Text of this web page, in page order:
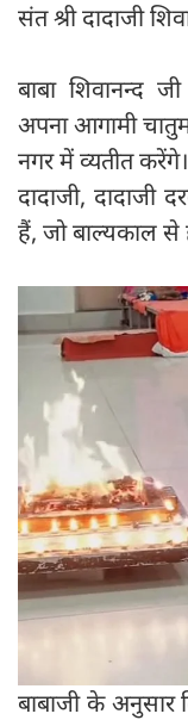
संत श्री दादाजी
बाबा शिवानन्द
अपना आगामी
नगर में व्यतीत करेंगे।
दादाजी, दादाजी
हैं, जो बाल्यकाल से
बाबाजी के अनुसार